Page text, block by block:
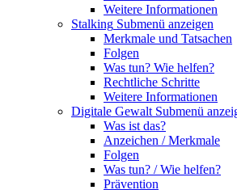
Weitere Informationen
Stalking Submenü anzeigen
Merkmale und Tatsachen
Folgen
Was tun? Wie helfen?
Rechtliche Schritte
Weitere Informationen
Digitale Gewalt Submenü
Was ist das?
Anzeichen / Merkmale
Folgen
Was tun? / Wie helfen?
Prävention